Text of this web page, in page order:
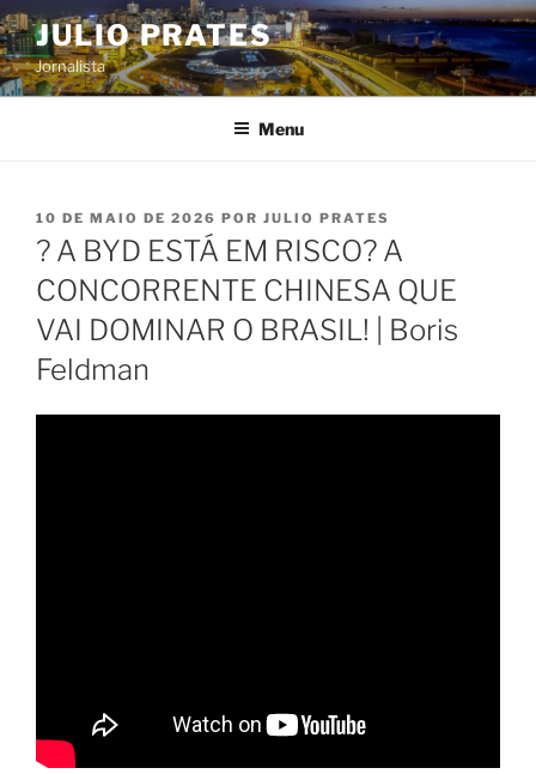
Pular
para
o
conteúdo
JULIO PRATES
Jornalista
Menu
PUBLICADO
EM
10 DE MAIO DE 2026 POR JULIO PRATES
? A BYD ESTÁ EM RISCO? A
CONCORRENTE CHINESA QUE
VAI DOMINAR O BRASIL! | Boris
Feldman